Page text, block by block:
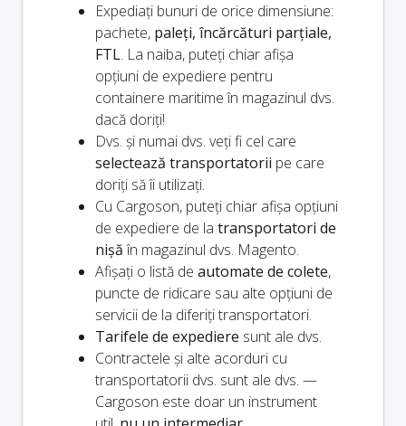
Expediați bunuri de orice dimensiune:
pachete, paleți, încărcături parțiale,
FTL. La naiba, puteți chiar afișa
opțiuni de expediere pentru
containere maritime în magazinul dvs.
dacă doriți!
Dvs. și numai dvs. veți fi cel care
selectează transportatorii pe care
doriți să îi utilizați.
Cu Cargoson, puteți chiar afișa opțiuni
de expediere de la transportatori de
nișăîn magazinul dvs. Magento.
Afișați o listă de automate de colete,
puncte de ridicare sau alte opțiuni de
servicii de la diferiți transportatori.
Tarifele de expediere sunt ale dvs.
Contractele și alte acorduri cu
transportatorii dvs. sunt ale dvs. —
Cargoson este doar un instrument